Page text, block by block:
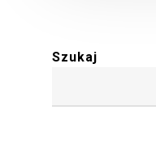
Szukaj